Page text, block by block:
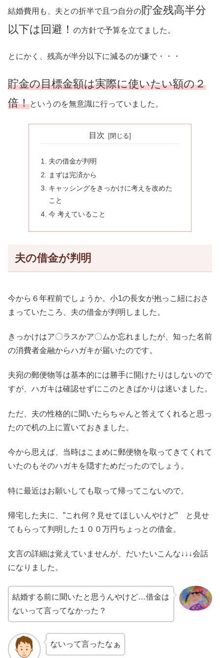
結婚費用も、夫との折半で且つ自分の貯金残高半分
以下は回避！ の方針で予算を立てました。
とにかく、残高が半分以下に減るのが嫌で・・・
貯金の目標金額は実際に使いたい額の２
倍！というのを無意識に行っていました。
目次
夫の借金が判明
まずは完済から
キャッシングをきっかけに考えを改めた
こと
今 考えていること
夫の借金が判明
今から６年程前でしょうか。小1の長女が抱っこ紐におさ
まっていたころ、夫の借金が判明しました。
きっかけはア〇ラスかア〇ムか忘れましたが、知った名前
の消費者金融からハガキが届いたのです。
夫宛の郵便物等は基本的には勝手に開けたりはしないので
すが、ハガキは確認せずにこのときばかりは迷いました。
ただ、夫の性格的に聞いたらちゃんと答えてくれると思っ
たので机の上に置いておきました。
今から思えば、当時はこまめに郵便物を取ってきてくれて
いたのもそのハガキを隠すためだったのでしょう。
特に最近はお願いしても取って帰ってこないので。
帰宅した夫に、”これ何？見せてほしいんやけど” と見せ
てもらって判明した１００万円ちょっとの借金。
文言の詳細は覚えていませんが、だいたいこんな↓↓↓会話
になりました。
結婚する前に聞いたと思うんやけど…借金は
ないって言ってなかった？
ないって言ったなぁ